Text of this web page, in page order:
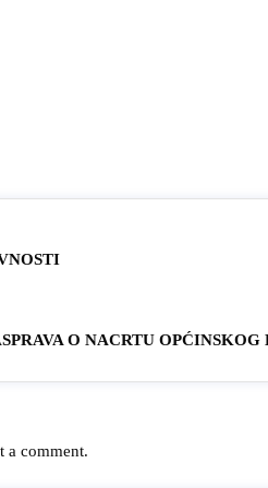
O NACRTU OPĆINSKOG
a comment.